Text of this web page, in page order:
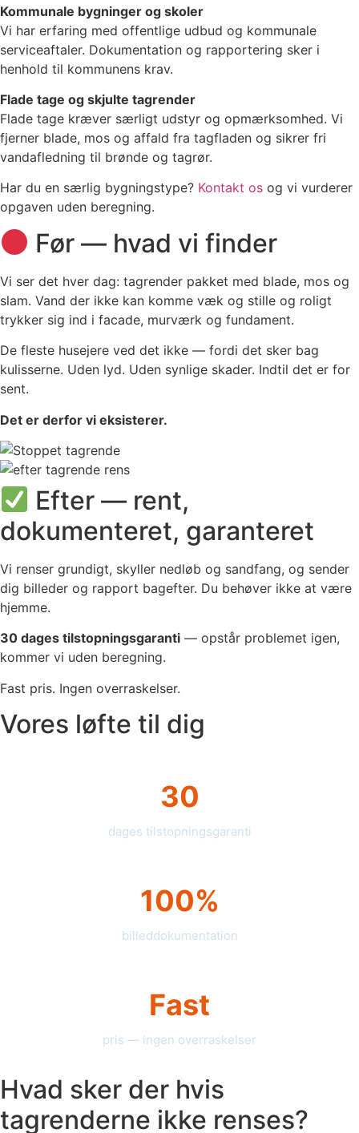
Kommunale bygninger og skoler
Vi har erfaring med offentlige udbud og kommunale
serviceaftaler. Dokumentation og rapportering sker i
henhold til kommunens krav.
Flade tage og skjulte tagrender
Flade tage kræver særligt udstyr og opmærksomhed. Vi
fjerner blade, mos og affald fra tagfladen og sikrer fri
vandafledning til brønde og tagrør.
Har du en særlig bygningstype? Kontakt os og vi vurderer
opgaven uden beregning.
Før — hvad vi finder
Vi ser det hver dag: tagrender pakket med blade, mos og
slam. Vand der ikke kan komme væk og stille og roligt
trykker sig ind i facade, murværk og fundament.
De fleste husejere ved det ikke — fordi det sker bag
kulisserne. Uden lyd. Uden synlige skader. Indtil det er for
sent.
Det er derfor vi eksisterer.
Efter — rent,
dokumenteret, garanteret
Vi renser grundigt, skyller nedløb og sandfang, og sender
dig billeder og rapport bagefter. Du behøver ikke at være
hjemme.
30 dages tilstopningsgaranti — opstår problemet igen,
kommer vi uden beregning.
Fast pris. Ingen overraskelser.
Vores løfte til dig
30
dages tilstopningsgaranti
100%
billeddokumentation
Fast
pris — ingen overraskelser
Hvad sker der hvis
tagrenderne ikke renses?